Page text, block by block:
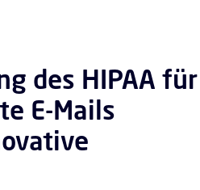
des HIPAA für
E-Mails